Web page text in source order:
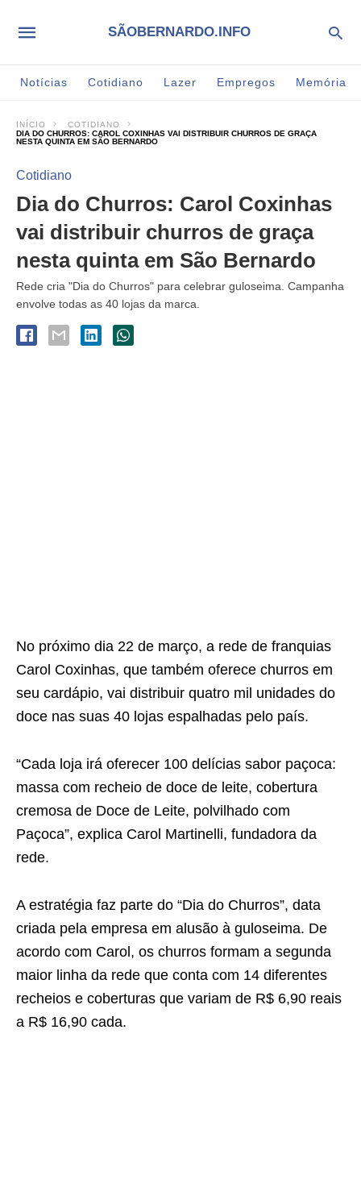
SÃOBERNARDO.INFO
Notícias Cotidiano Lazer Empregos Memória
INÍCIO
COTIDIANO
DIA DO CHURROS: CAROL COXINHAS VAI DISTRIBUIR CHURROS DE GRAÇA
NESTA QUINTA EM SÃO BERNARDO
Cotidiano
Dia do Churros: Carol Coxinhas
vai distribuir churros de graça
nesta quinta em São Bernardo
Rede cria "Dia do Churros" para celebrar guloseima. Campanha
envolve todas as 40 lojas da marca.
No próximo dia 22 de março, a rede de franquias
Carol Coxinhas, que também oferece churros em
seu cardápio, vai distribuir quatro mil unidades do
doce nas suas 40 lojas espalhadas pelo país.
“Cada loja irá oferecer 100 delícias sabor paçoca:
massa com recheio de doce de leite, cobertura
cremosa de Doce de Leite, polvilhado com
Paçoca”, explica Carol Martinelli, fundadora da
rede.
A estratégia faz parte do “Dia do Churros”, data
criada pela empresa em alusão à guloseima. De
acordo com Carol, os churros formam a segunda
maior linha da rede que conta com 14 diferentes
recheios e coberturas que variam de R$ 6,90 reais
a R$ 16,90 cada.